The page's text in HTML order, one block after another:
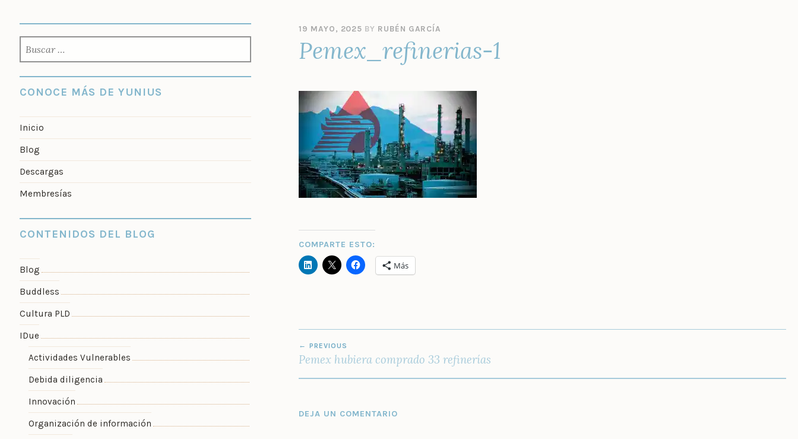
19 MAYO, 2025 BY RUBÉN GARCÍA
Pemex_refinerias-1
COMPARTE ESTO:
Más
DE
PREVIOUS
Pemex hubiera comprado 33 refinerías
DEJA UN COMENTARIO
CONOCE MÁS DE YUNIUS
Inicio
Blog
Descargas
Membresías
CONTENIDOS DEL BLOG
Blog
Buddless
Cultura PLD
IDue
Actividades Vulnerables
Debida diligencia
Innovación
Organización de información